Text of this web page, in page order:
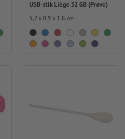
USB-stik Liège 32 GB (Prøve)
5,7 x 0,9 x 1,8 cm